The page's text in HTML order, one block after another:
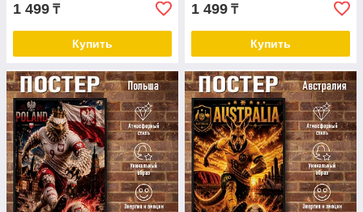
1 499 ₸
Купить
1 499 ₸
Купить